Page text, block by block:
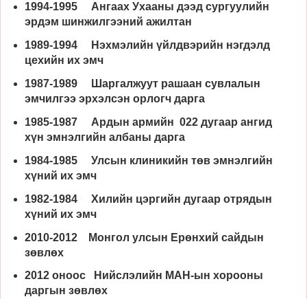
1994-1995 Ангаах Ухааны дээд сургуулийн
эрдэм шинжилгээний ажилтан
1989-1994 Нэхмэлийн үйлдвэрийн нэгдэлд
цехийн их эмч
1987-1989 Шаргалжуут рашаан сувлалын
эмчилгээ эрхэлсэн орлогч дарга
1985-1987 Ардын армийн 022 дугаар ангид
хүн эмнэлгийн албаны дарга
1984-1985 Улсын клиникийн төв эмнэлгийн
хүний их эмч
1982-1984 Хилийн цэргийн дугаар отрядын
хүний их эмч
2010-2012 Монгол улсын Ерөнхий сайдын
зөвлөх
2012 оноос Нийслэлийн МАН-ын хорооны
даргын зөвлөх